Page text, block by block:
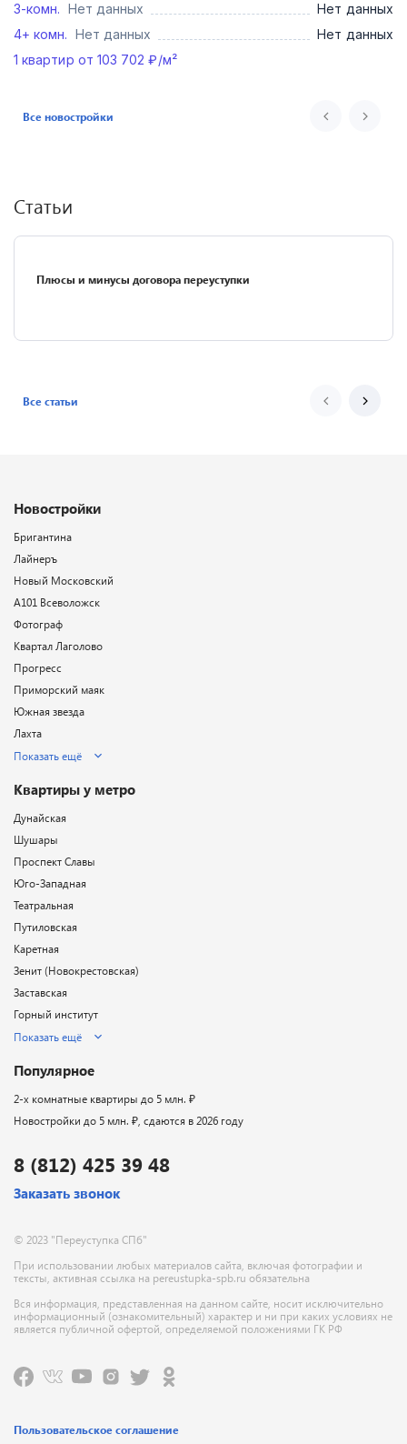
3-комн. Нет данных
Нет данных
4+ комн. Нет данных
Нет данных
1 квартир от 103 702 ₽/м²
Все новостройки
Статьи
Плюсы и минусы договора переуступки
Все статьи
8 (812) 425 39 48
Заказать звонок
© 2023 "Переуступка СПб"
При использовании любых материалов сайта, включая фотографии и
тексты, активная ссылка на pereustupka-spb.ru обязательна
Вся информация, представленная на данном сайте, носит исключительно
информационный (ознакомительный) характер и ни при каких условиях не
является публичной офертой, определяемой положениями ГК РФ
Новостройки
Бригантина
Лайнеръ
Новый Московский
А101 Всеволожск
Фотограф
Квартал Лаголово
Прогресс
Приморский маяк
Южная звезда
Лахта
Показать ещё
Квартиры у метро
Дунайская
Шушары
Проспект Славы
Юго-Западная
Театральная
Путиловская
Каретная
Зенит (Новокрестовская)
Заставская
Горный институт
Показать ещё
Популярное
2-х комнатные квартиры до 5 млн. ₽
Новостройки до 5 млн. ₽, сдаются в 2026 году
Пользовательское соглашение